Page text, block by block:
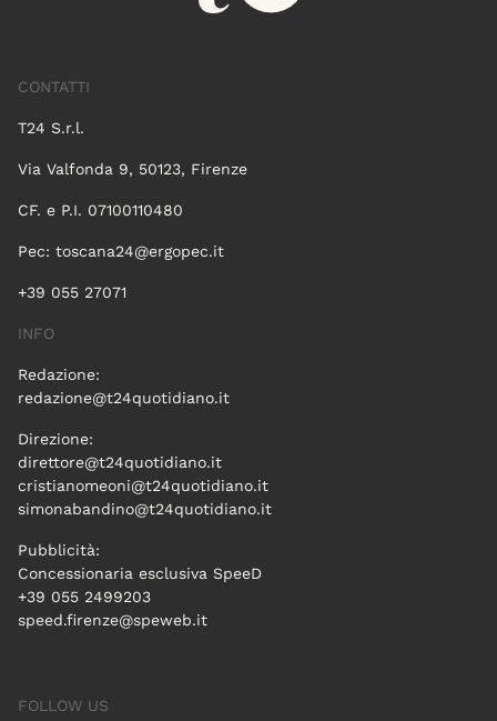
CONTATTI
T24 S.r.l.
Via Valfonda 9, 50123, Firenze
CF. e P.I. 07100110480
Pec: toscana24@ergopec.it
+39 055 27071
INFO
Redazione:
redazione@t24quotidiano.it
Direzione:
direttore@t24quotidiano.it
cristianomeoni@t24quotidiano.it
simonabandino@t24quotidiano.it
Pubblicità:
Concessionaria esclusiva SpeeD
+39 055 2499203
speed.firenze@speweb.it
FOLLOW US